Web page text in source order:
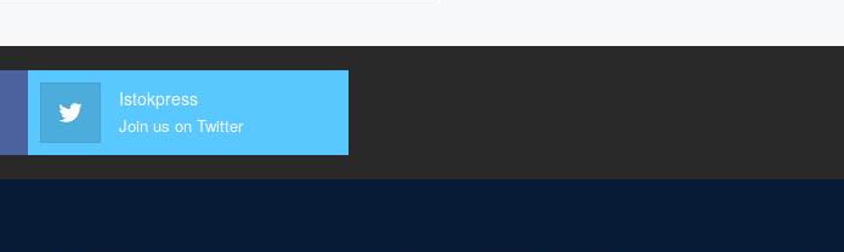
Istokpress
Join us on Twitter